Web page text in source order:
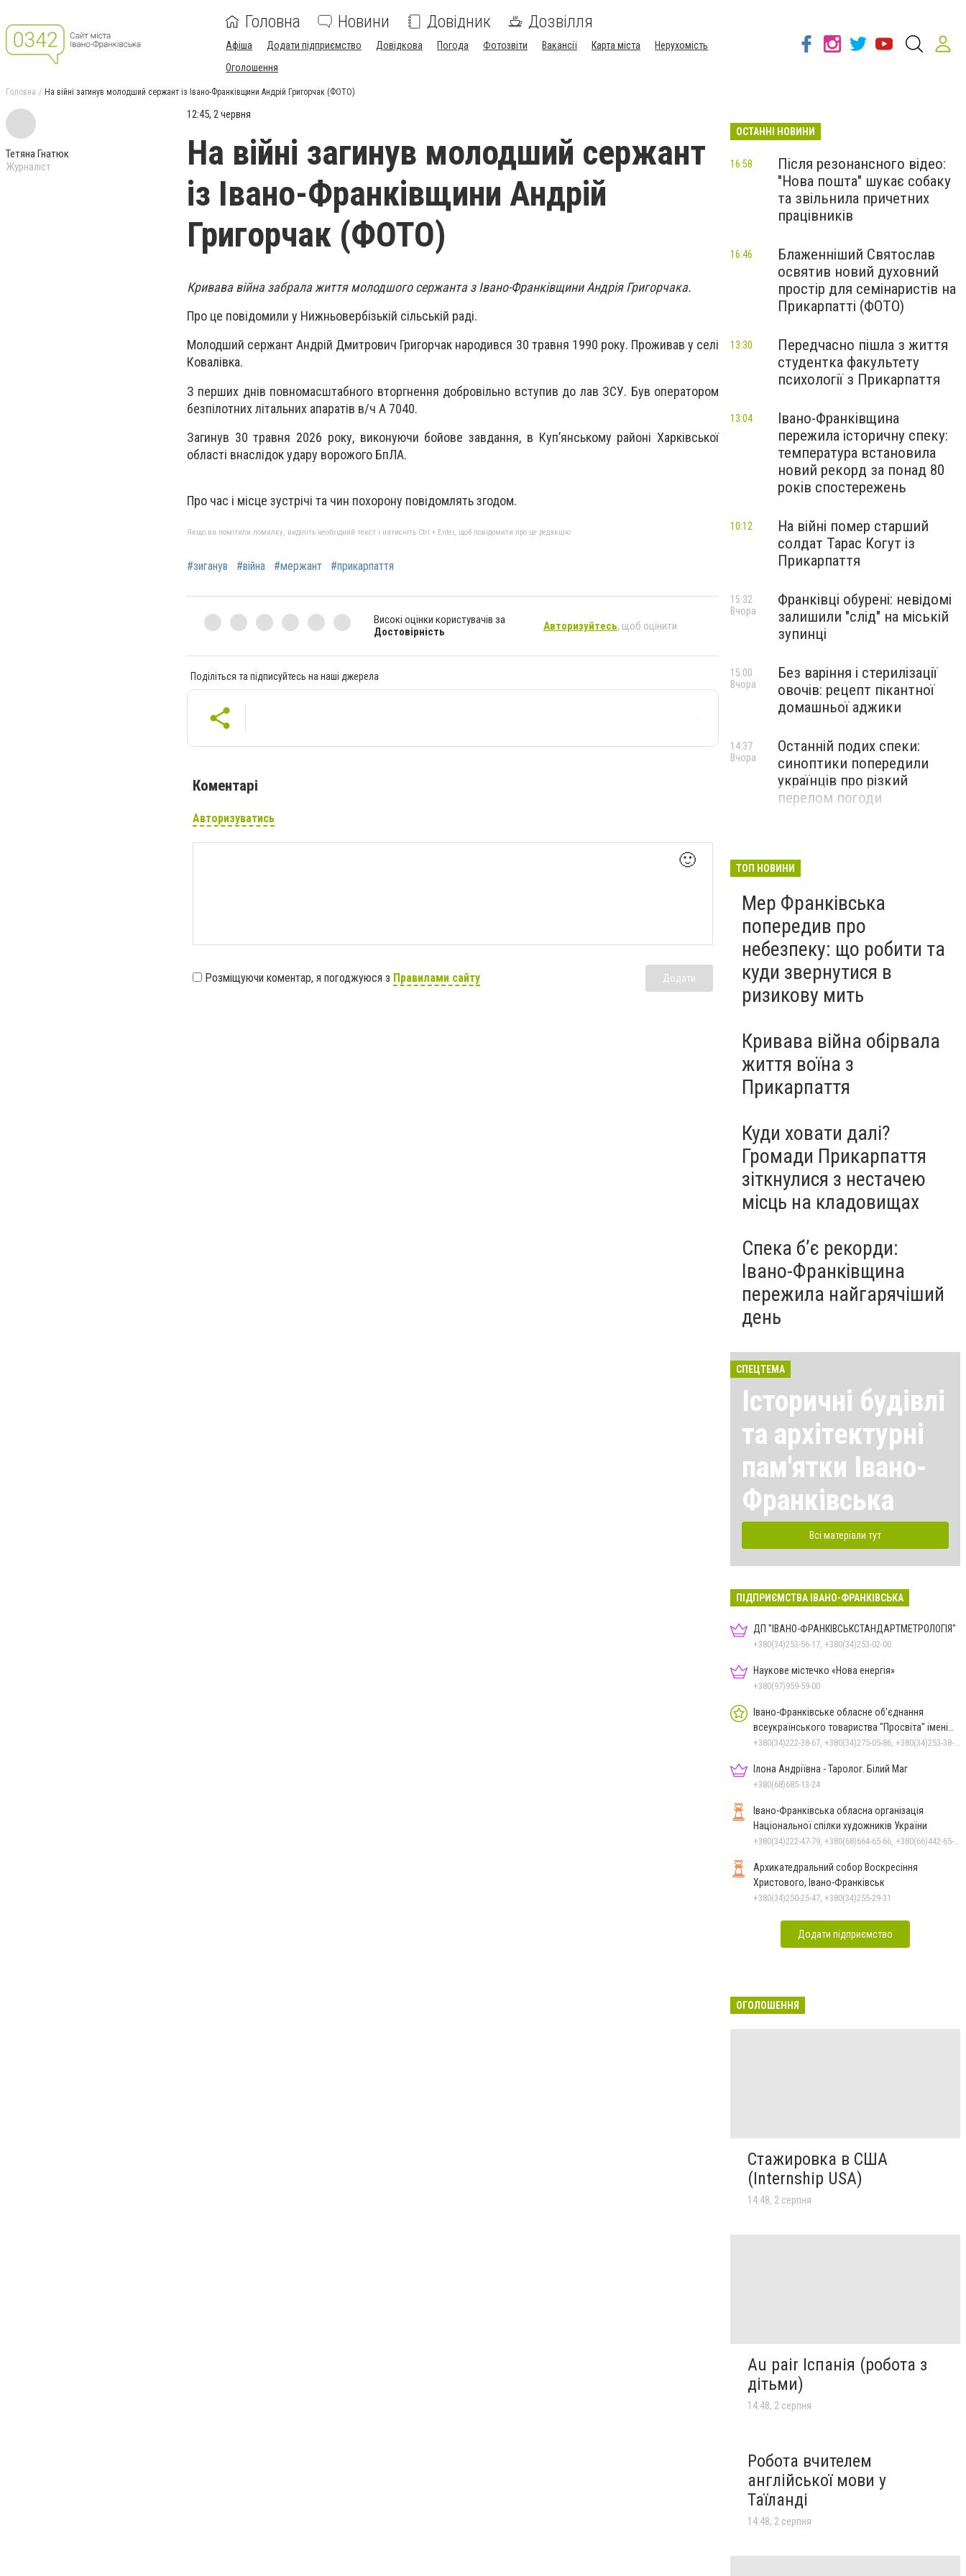
Головна Новини Довідник Дозвілля
Афіша Додати підприємство Довідкова Погода Фотозвіти Вакансії Карта міста
Нерухомість
Оголошення
Головна На війні загинув молодший сержант із Івано-Франківщини Андрій Григорчак (ФОТО)
Тетяна Гнатюк
Журналіст
12:45, 2 червня
На війні загинув молодший сержант
із Івано-Франківщини Андрій
Григорчак (ФОТО)
Кривава війна забрала життя молодшого сержанта з Івано-Франківщини Андрія Григорчака.
Про це повідомили у Нижньовербізькій сільській раді.
Молодший сержант Андрій Дмитрович Григорчак народився 30 травня 1990 року. Проживав у селі
Ковалівка.
З перших днів повномасштабного вторгнення добровільно вступив до лав ЗСУ. Був оператором
безпілотних літальних апаратів в/ч А 7040.
Загинув 30 травня 2026 року, виконуючи бойове завдання, в Куп’янському районі Харківської
області внаслідок удару ворожого БпЛА.
Про час і місце зустрічі та чин похорону повідомлять згодом.
Якщо ви помітили помилку, виділіть необхідний текст і натисніть Ctrl + Enter, щоб повідомити про це редакцію
#зиганув #війна #мержант #прикарпаття
Високі оцінки користувачів за
Достовірність
Авторизуйтесь, щоб оцінити
Поділіться та підписуйтесь на наші джерела
Коментарі
Авторизуватись
🙂
Розміщуючи коментар, я погоджуюся з Правилами сайту Додати
ОСТАННІ НОВИНИ
Після резонансного відео:
"Нова пошта" шукає собаку
та звільнила причетних
працівників
16:58
Блаженніший Святослав
освятив новий духовний
простір для семінаристів на
Прикарпатті (ФОТО)
16:46
Передчасно пішла з життя
студентка факультету
психології з Прикарпаття
13:30
Івано-Франківщина
пережила історичну спеку:
температура встановила
новий рекорд за понад 80
років спостережень
13:04
На війні помер старший
солдат Тарас Когут із
Прикарпаття
10:12
Франківці обурені: невідомі
залишили "слід" на міській
зупинці
15:32
Вчора
Без варіння і стерилізації
овочів: рецепт пікантної
домашньої аджики
15:00
Вчора
Останній подих спеки:
синоптики попередили
українців про різкий
перелом погоди
14:37
Вчора
ТОП НОВИНИ
Мер Франківська
попередив про
небезпеку: що робити та
куди звернутися в
ризикову мить
Кривава війна обірвала
життя воїна з
Прикарпаття
Куди ховати далі?
Громади Прикарпаття
зіткнулися з нестачею
місць на кладовищах
Спека б’є рекорди:
Івано-Франківщина
пережила найгарячіший
день
СПЕЦТЕМА
Історичні будівлі
та архітектурні
пам'ятки Івано-
Франківська
Всі матеріали тут
ПІДПРИЄМСТВА ІВАНО-ФРАНКІВСЬКА
ДП "ІВАНО-ФРАНКІВСЬК­СТАНДАРТ­МЕТРОЛОГІЯ"
+380(34)253-56-17, +380(34)253-02-00
Наукове містечко «Нова енергія»
+380(97)959-59-00
Івано-Франківське обласне об'єднання
всеукраїнського товариства "Просвіта" імені
Тараса Шевченка
Ілона Андріївна - Таролог. Білий Маг
+380(68)685-13-24
Івано-Франківська обласна організація
Національної спілки художників України
Архикатедральний собор Воскресіння
Христового, Івано-Франківськ
+380(34)250-25-47, +380(34)255-29-31
Додати підприємство
ОГОЛОШЕННЯ
Стажировка в США
(Internship USA)
14:48, 2 серпня
Au pair Іспанія (робота з
дітьми)
14:48, 2 серпня
Робота вчителем
англійської мови у
Таїланді
14:48, 2 серпня